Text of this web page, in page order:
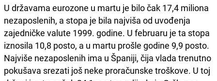
U državama eurozone u martu je bilo čak 17,4 miliona
nezaposlenih, a stopa je bila najviša od uvođenja
zajedničke valute 1999. godine. U februaru je ta stopa
iznosila 10,8 posto, a u martu prošle godine 9,9 posto.
Najviše nezaposlenih ima u Španiji, čija vlada trenutno
pokušava srezati još neke proračunske troškove. U toj